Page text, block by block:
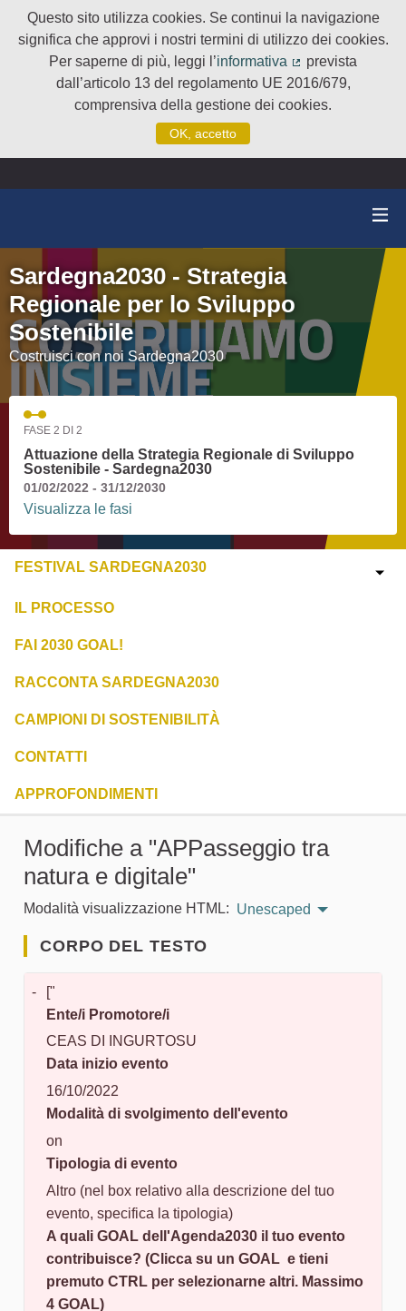
Questo sito utilizza cookies. Se continui la navigazione
significa che approvi i nostri termini di utilizzo dei cookies.
Per saperne di più, leggi l’informativa
(Collegamento
prevista
dall’articolo 13 del regolamento UE 2016/679,
comprensiva della gestione dei cookies.
OK, accetto
Sardegna2030 - Strategia
Regionale per lo Sviluppo
Sostenibile
Costruisci con noi Sardegna2030
FASE 2 DI 2
Attuazione della Strategia Regionale di Sviluppo
Sostenibile - Sardegna2030
01/02/2022 - 31/12/2030
Visualizza le fasi
FESTIVAL SARDEGNA2030
IL PROCESSO
FAI 2030 GOAL!
RACCONTA SARDEGNA2030
CAMPIONI DI SOSTENIBILITÀ
CONTATTI
APPROFONDIMENTI
Modifiche a "APPasseggio tra
natura e digitale"
Modalità visualizzazione HTML: Unescaped
CORPO DEL TESTO
-
["
Ente/i Promotore/i
CEAS DI INGURTOSU
Data inizio evento
16/10/2022
Modalità di svolgimento dell'evento
on
Tipologia di evento
Altro (nel box relativo alla descrizione del tuo
evento, specifica la tipologia)
A quali GOAL dell'Agenda2030 il tuo evento
contribuisce? (Clicca su un GOAL e tieni
premuto CTRL per selezionarne altri. Massimo
4 GOAL)